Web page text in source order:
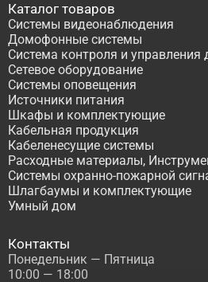
Каталог товаров
Системы видеонаблюдения
Домофонные системы
Система контроля и управления
Сетевое оборудование
Системы оповещения
Источники питания
Шкафы и комплектующие
Кабельная продукция
Кабеленесущие системы
Расходные материалы,
Системы охранно-пожарной
Шлагбаумы и комплектующие
Умный дом
Контакты
Понедельник — Пятница
10:00 — 18:00